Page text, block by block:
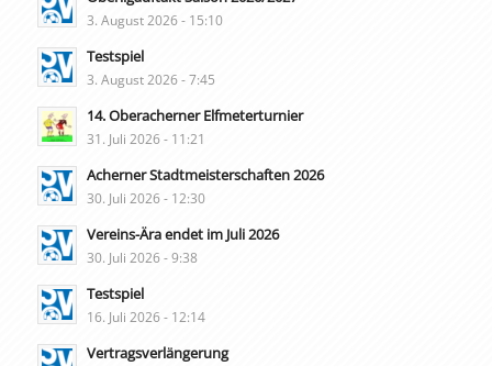
3. August 2026 - 15:10
Testspiel
3. August 2026 - 7:45
14. Oberacherner Elfmeterturnier
31. Juli 2026 - 11:21
Acherner Stadtmeisterschaften 2026
30. Juli 2026 - 12:30
Vereins-Ära endet im Juli 2026
30. Juli 2026 - 9:38
Testspiel
16. Juli 2026 - 12:14
Vertragsverlängerung